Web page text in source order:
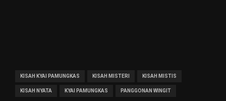
KISAH KYAI PAMUNGKAS KISAH MISTERI KISAH MISTIS
KISAH NYATA KYAI PAMUNGKAS PANGGONAN WINGIT